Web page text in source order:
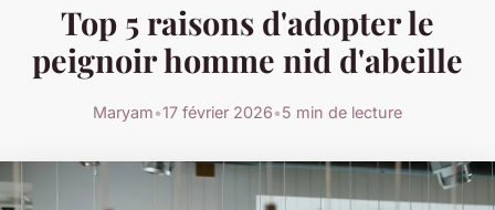
Top 5 raisons d'adopter le
peignoir homme nid d'abeille
Maryam•17 février 2026•5 min de lecture